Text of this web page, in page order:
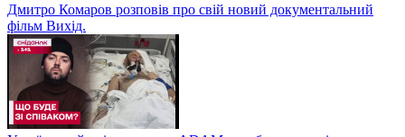
Дмитро Комаров розповів про свій новий документальний
фільм Вихід.